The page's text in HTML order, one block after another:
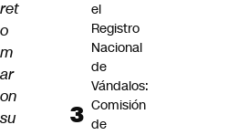
ret
o
m
ar
on
su
el
Registro
Nacional
de
Vándalos:
Comisión
de